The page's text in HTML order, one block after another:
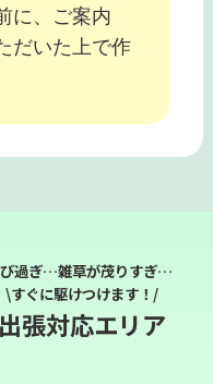
に、ご案内
だいた上で作
過ぎ…雑草が茂りすぎ…
\すぐに駆けつけます！/
出張対応エリア